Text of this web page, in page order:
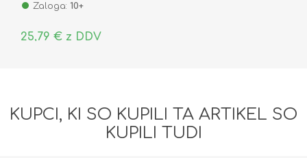
Zaloga: 10+
25,79 € z DDV
KUPCI, KI SO KUPILI TA ARTIKEL SO
KUPILI TUDI